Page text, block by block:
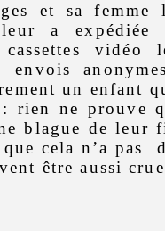
et sa femme
a expédiée
vidéo
envois
un enfant
rien ne prouve
blague de leur
cela n’a pas
être aussi